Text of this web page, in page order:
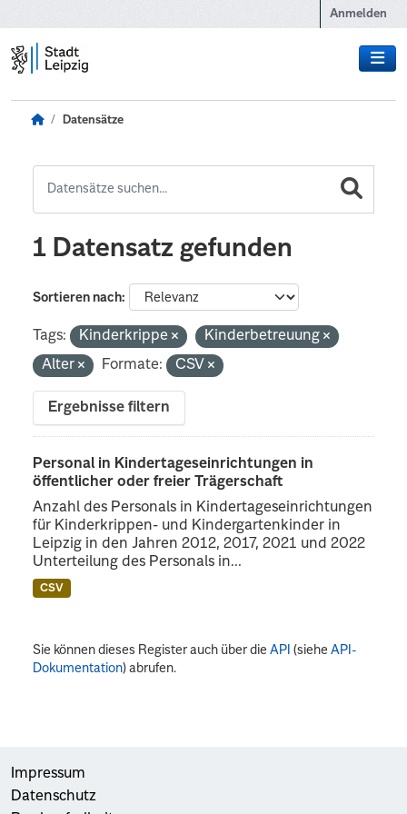
Anmelden
Datensätze
1 Datensatz gefunden
Sortieren nach
Tags: Kinderkrippe
Kinderbetreuung
Alter
Formate: CSV
Ergebnisse filtern
Personal in Kindertageseinrichtungen in
öffentlicher oder freier Trägerschaft
Anzahl des Personals in Kindertageseinrichtungen
für Kinderkrippen- und Kindergartenkinder in
Leipzig in den Jahren 2012, 2017, 2021 und 2022
Unterteilung des Personals in...
CSV
Sie können dieses Register auch über dieAPI (sieheAPI-
Dokumentation) abrufen.
Impressum
Datenschutz